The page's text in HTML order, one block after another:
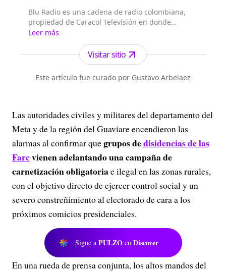
Blu Radio es una cadena de radio colombiana,
propiedad de Caracol Televisión en donde
encontrará las noticias de Colombia y el mundo
sobre deportes, actualidad, tecnología, política,
fútbol.
Leer más
Visitar sitio
Este artículo fue curado por Gustavo Arbelaez
Las autoridades civiles y militares del departamento del
Meta y de la región del Guaviare encendieron las
alarmas al confirmar quegrupos dedisidencias de las
Farcvienen adelantando una campaña de
carnetización obligatoriae ilegal en las zonas rurales,
con el objetivo directo de ejercer control social y un
severo constreñimiento al electorado de cara a los
próximos comicios presidenciales.
Sigue a PULZO en Discover
En una rueda de prensa conjunta, los altos mandos del